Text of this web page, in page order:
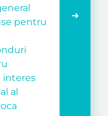
pentru
interes
al